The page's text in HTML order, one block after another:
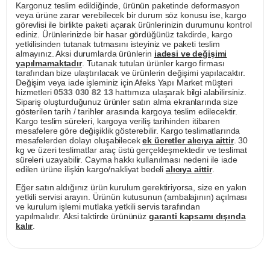
Kargonuz teslim edildiğinde, ürünün paketinde deformasyon
veya ürüne zarar verebilecek bir durum söz konusu ise, kargo
görevlisi ile birlikte paketi açarak ürünlerinizin durumunu kontrol
ediniz. Ürünlerinizde bir hasar gördüğünüz takdirde, kargo
yetkilisinden tutanak tutmasını isteyiniz ve paketi teslim
almayınız. Aksi durumlarda ürünlerin iadesi ve değişimi
yapılmamaktadır. Tutanak tutulan ürünler kargo firması
tarafından bize ulaştırılacak ve ürünlerin değişimi yapılacaktır.
Değişim veya iade işleminiz için Afeks Yapı Market müşteri
hizmetleri0533 030 82 13hattımıza ulaşarak bilgi alabilirsiniz.
Sipariş oluşturduğunuz ürünler satın alma ekranlarında size
gösterilen tarih / tarihler arasında kargoya teslim edilecektir.
Kargo teslim süreleri, kargoya veriliş tarihinden itibaren
mesafelere göre değişiklik gösterebilir. Kargo teslimatlarında
mesafelerden dolayı oluşabilecekek ücretler alıcıya aittir. 30
kg ve üzeri teslimatlar araç üstü gerçekleşmektedir ve teslimat
süreleri uzayabilir. Cayma hakkı kullanılması nedeni ile iade
edilen ürüne ilişkin kargo/nakliyat bedeli alıcıya aittir.
Eğer satın aldığınız ürün kurulum gerektiriyorsa, size en yakın
yetkili servisi arayın. Ürünün kutusunun (ambalajının) açılması
ve kurulum işlemi mutlaka yetkili servis tarafından
yapılmalıdır. Aksi taktirde ürününüz garanti kapsamı dışında
kalır.